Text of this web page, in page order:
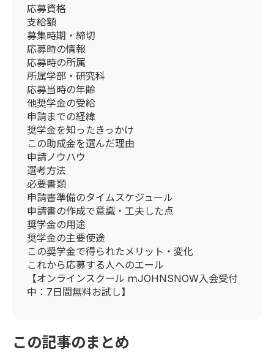
応募資格
支給額
募集時期・締切
応募時の情報
応募時の所属
所属学部・研究科
応募当時の年齢
他奨学金の受給
申請までの経緯
奨学金を知ったきっかけ
この助成金を選んだ理由
申請ノウハウ
選考方法
必要書類
申請書準備のタイムスケジュール
申請書の作成で意識・工夫した点
奨学金の用途
奨学金の主要使途
この奨学金で得られたメリット・変化
これから応募する人へのエール
【オンラインスクール ｍJOHNSNOW入会受付
中：7日間無料お試し】
この記事のまとめ